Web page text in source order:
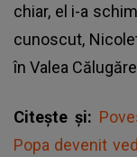
chiar, el i-a
cunoscut,
în Valea
Citește și:
Popa devenit